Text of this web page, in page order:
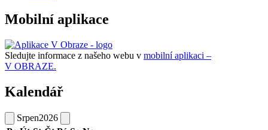
Mobilní aplikace
Sledujte informace z našeho webu v mobilní aplikaci –
V OBRAZE.
Kalendář
Srpen2026